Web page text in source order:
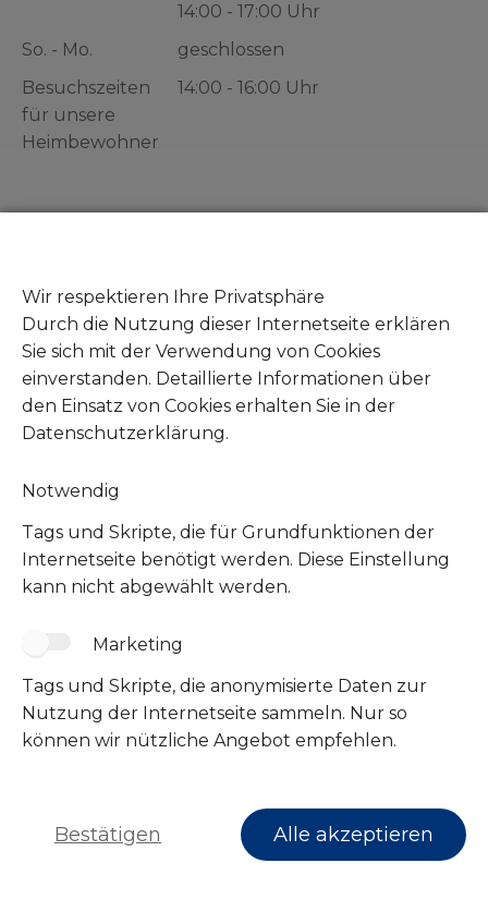
14:00 - 17:00 Uhr
So. - Mo.
geschlossen
Besuchszeiten
für unsere
Heimbewohner
14:00 - 16:00 Uhr
Fundtiere abgeben
Mitglied werden
Unsere Amazon Wunschliste
Unsere Zookauf Wunschliste
Folge uns
Impressum
Wir respektieren Ihre Privatsphäre
Durch die Nutzung dieser Internetseite erklären
Sie sich mit der Verwendung von Cookies
einverstanden. Detaillierte Informationen über
den Einsatz von Cookies erhalten Sie in der
Datenschutzerklärung.
Notwendig
Tags und Skripte, die für Grundfunktionen der
Internetseite benötigt werden. Diese Einstellung
kann nicht abgewählt werden.
Marketing
Tags und Skripte, die anonymisierte Daten zur
Nutzung der Internetseite sammeln. Nur so
können wir nützliche Angebot empfehlen.
Bestätigen Alle akzeptieren